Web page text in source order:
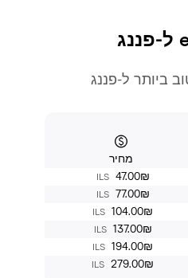
פננג
ILS
ILS
ILS
ILS
ILS
ILS